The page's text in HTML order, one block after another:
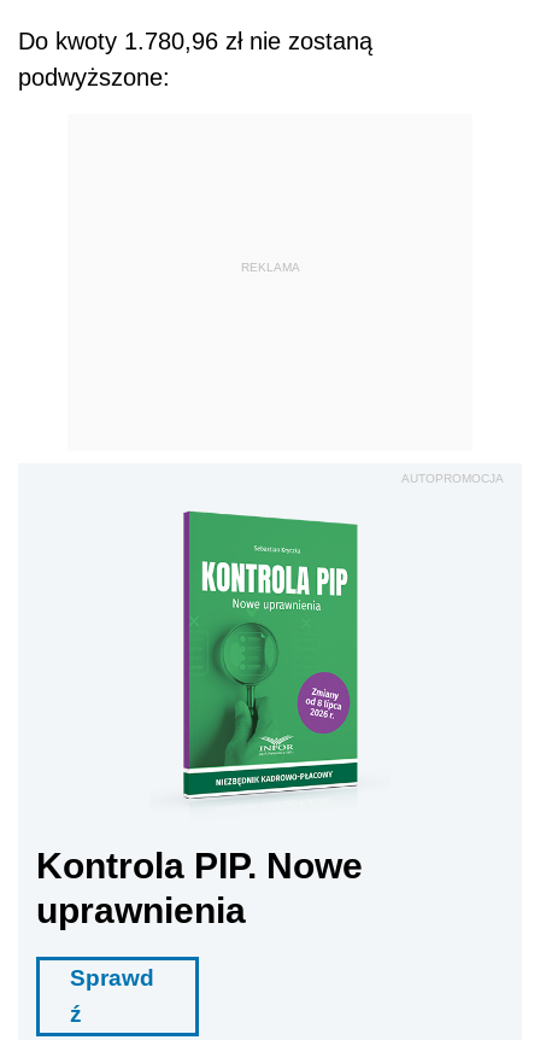
Do kwoty 1.780,96 zł nie zostaną
podwyższone:
REKLAMA
AUTOPROMOCJA
Kontrola PIP. Nowe
uprawnienia
Sprawd
ź